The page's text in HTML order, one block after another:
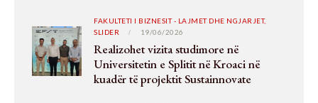
FAKULTETI I BIZNESIT - LAJMET DHE NGJARJET,
SLIDER
19/06/2026
Realizohet vizita studimore në
Universitetin e Splitit në Kroaci në
kuadër të projektit Sustainnovate